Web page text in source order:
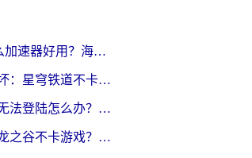
玩奇迹MU什么加速器好用？海外党亲测：这款加速器让你告别延迟卡顿！
欧洲怎么玩崩坏：星穹铁道不卡？2026海外玩家国服游戏加速器终极攻略
战地无疆国外无法登陆怎么办？海外玩家国服畅玩终极指南（附欧服魔兽EVE加速方案）
在欧洲怎么玩龙之谷不卡游戏？2026海外党国服游戏加速全攻略